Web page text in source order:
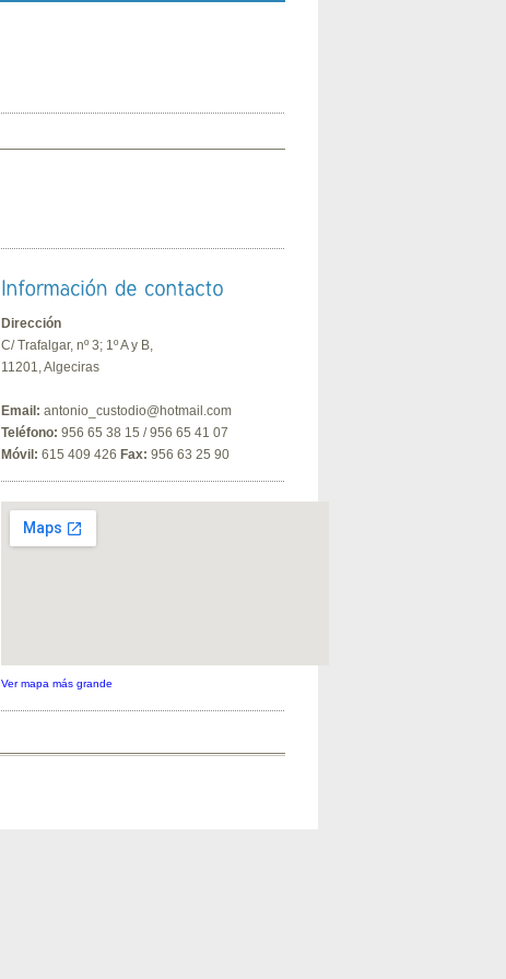
Dirección
C/ Trafalgar, nº 3; 1º A y B,
11201, Algeciras
Email: antonio_custodio@hotmail.com
Teléfono: 956 65 38 15 / 956 65 41 07
Móvil: 615 409 426 Fax: 956 63 25 90
Ver mapa más grande